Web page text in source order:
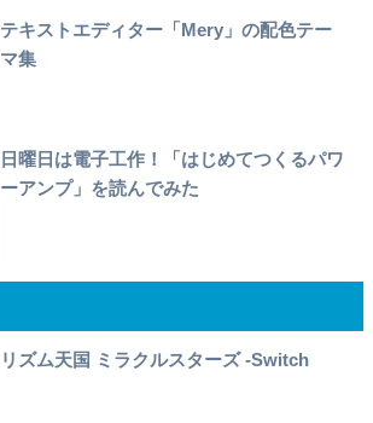
テキストエディター「Mery」の配色テー
マ集
日曜日は電子工作！「はじめてつくるパワ
ーアンプ」を読んでみた
リズム天国 ミラクルスターズ -Switch